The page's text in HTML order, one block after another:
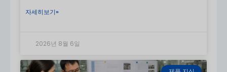
질문: 시험 운영을 위해 소량을 주문할 수 있나요?
에 적합합니다. 옵션을 논의하려면 문의해 주세요.
구매자를 위한 주요 팁
자세히보기»
2026년 8월 6일